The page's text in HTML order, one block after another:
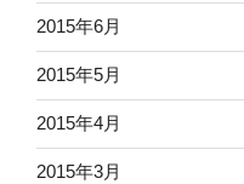
2015年6月
2015年5月
2015年4月
2015年3月